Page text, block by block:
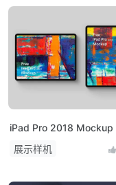
iPad Pro 2018 Mockup
展示样机